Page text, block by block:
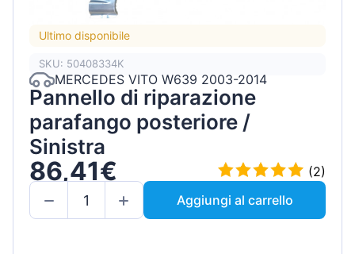
Ultimo disponibile
SKU: 50408334K
MERCEDES VITO W639 2003-2014
Pannello di riparazione
parafango posteriore /
Sinistra
86,41€
(2)
Aggiungi al carrello